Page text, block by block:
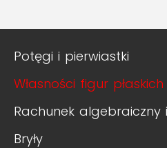
Potęgi i pierwiastki
Własności figur płaskich
Rachunek algebraiczny
Bryły